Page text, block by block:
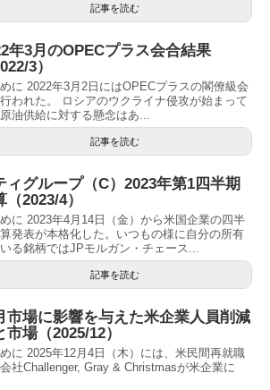
記事を読む
年3月のOPECプラス会合結果
3）
に 2022年3月2日にはOPECプラスの閣僚級会
われた。 ロシアのウクライナ侵攻が始まって
油供給に対する懸念はあ...
記事を読む
ィグループ（C）2023年第1四半期
（2023/4）
に 2023年4月14日（金）から米国企業の四半
発表が本格化した。いつもの様に自分の所有
いる銘柄ではJPモルガン・チェース...
記事を読む
市場に影響を与えた米企業人員削減
市場（2025/12）
に 2025年12月4日（木）には、米民間再就職
社Challenger, Gray & Christmasが米企業に